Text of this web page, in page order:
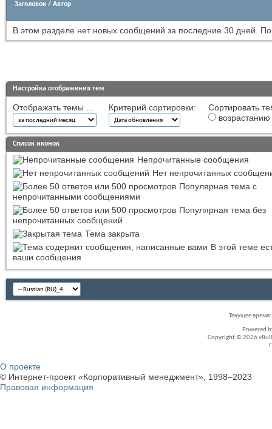
Заголовок / Автор
В этом разделе нет новых сообщений за последние 30 дней.
Настройка отображения тем
Отображать темы ... Критерий сортировки:
Сортировать
возрастанию
Список иконок
Непрочитанные сообщения
Нет непрочитанных
Популярная тема с
непрочитанными сообщениями
Популярная тема без
непрочитанных сообщений
Тема закрыта
В этой теме
ваши сообщения
Текущее время:
Powered
Copyright © 2026
О проекте
© Интернет-проект «Корпоративный менеджмент», 1998–2023
Правовая информация